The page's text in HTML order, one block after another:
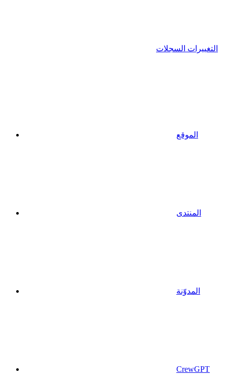
التغييرات السجلات
الموقع
المنتدى
المدوّنة
CrewGPT